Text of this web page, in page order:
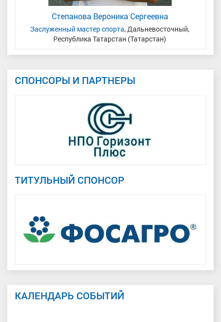
Степанова Вероника Сергеевна
Заслуженный мастер спорта, Дальневосточный,
Республика Татарстан (Татарстан)
СПОНСОРЫ И ПАРТНЕРЫ
ТИТУЛЬНЫЙ СПОНСОР
КАЛЕНДАРЬ СОБЫТИЙ